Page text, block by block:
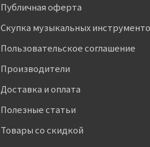
Публичная оферта
Скупка музыкальных
Пользовательское соглашение
Производители
Доставка и оплата
Полезные статьи
Товары со скидкой